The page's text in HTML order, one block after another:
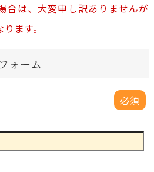
合は、大変申し訳ありませんが
ます。
ォーム
必須